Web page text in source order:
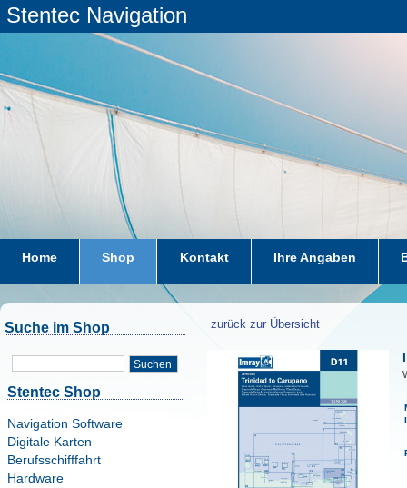
Stentec Navigation
Home Shop Kontakt Ihre Angaben
Suche im Shop
Suchen
Stentec Shop
Navigation Software
Digitale Karten
Berufsschifffahrt
Hardware
zurück zur Übersicht